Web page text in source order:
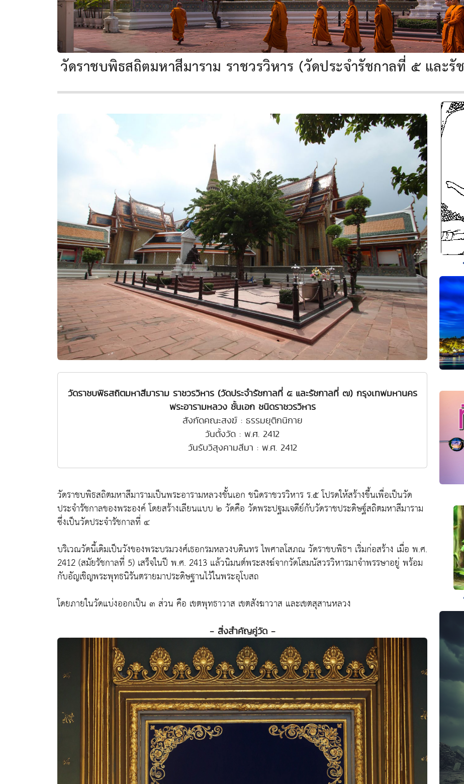
วัดราชบพิธสถิตมหาสีมาราม ราชวรวิหาร (วัดประจำรัชกาลที่ ๕ และ
วัดราชบพิธสถิตมหาสีมาราม ราชวรวิหาร (วัดประจำรัชกาลที่ ๕ และรัชกาลที่ ๗) กรุงเทพมหานคร
พระอารามหลวง ชั้นเอก ชนิดราชวรวิหาร
สังกัดคณะสงฆ์ : ธรรมยุติกนิกาย
วันตั้งวัด : พ.ศ. 2412
วันรับวิสุงคามสีมา : พ.ศ. 2412
วัดราชบพิธสถิตมหาสีมารามเป็นพระอารามหลวงชั้นเอก ชนิดราชวรวิหาร ร.๕ โปรดให้สร้างขึ้นเพื่อเป็นวัด
ประจำรัชกาลของพระองค์ โดยสร้างเลียนแบบ ๒ วัดคือ วัดพระปฐมเจดีย์กับวัดราชประดิษฐ์สถิตมหาสีมาราม
ซึ่งเป็นวัดประจำรัชกาลที่ ๔
บริเวณวัดนี้เดิมเป็นวังของพระบรมวงศ์เธอกรมหลวงบดินทร ไพศาลโสภณ วัดราชบพิธฯ เริ่มก่อสร้าง เมื่อ พ.ศ.
2412 (สมัยรัชกาลที่ 5) เสร็จในปี พ.ศ. 2413 แล้วนิมนต์พระสงฆ์จากวัดโสมนัสวรวิหารมาจำพรรษาอยู่ พร้อม
กับอัญเชิญพระพุทธนิรันตรายมาประดิษฐานไว้ในพระอุโบสถ
โดยภายในวัดแบ่งออกเป็น ๓ ส่วน คือ เขตพุทธาวาส เขตสังฆาวาส และเขตสุสานหลวง
- สิ่งสำคัญคู่วัด -